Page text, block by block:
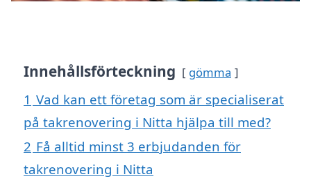
Innehållsförteckning gömma
1 Vad kan ett företag som är specialiserat
på takrenovering i Nitta hjälpa till med?
2 Få alltid minst 3 erbjudanden för
takrenovering i Nitta